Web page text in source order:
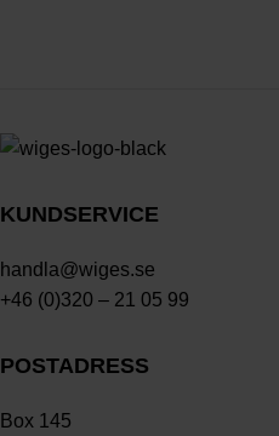
KUNDSERVICE
handla@wiges.se
+46 (0)320 – 21 05 99
POSTADRESS
Box 145